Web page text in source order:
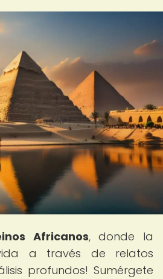
Africanos, donde la
a través de relatos
profundos! Sumérgete